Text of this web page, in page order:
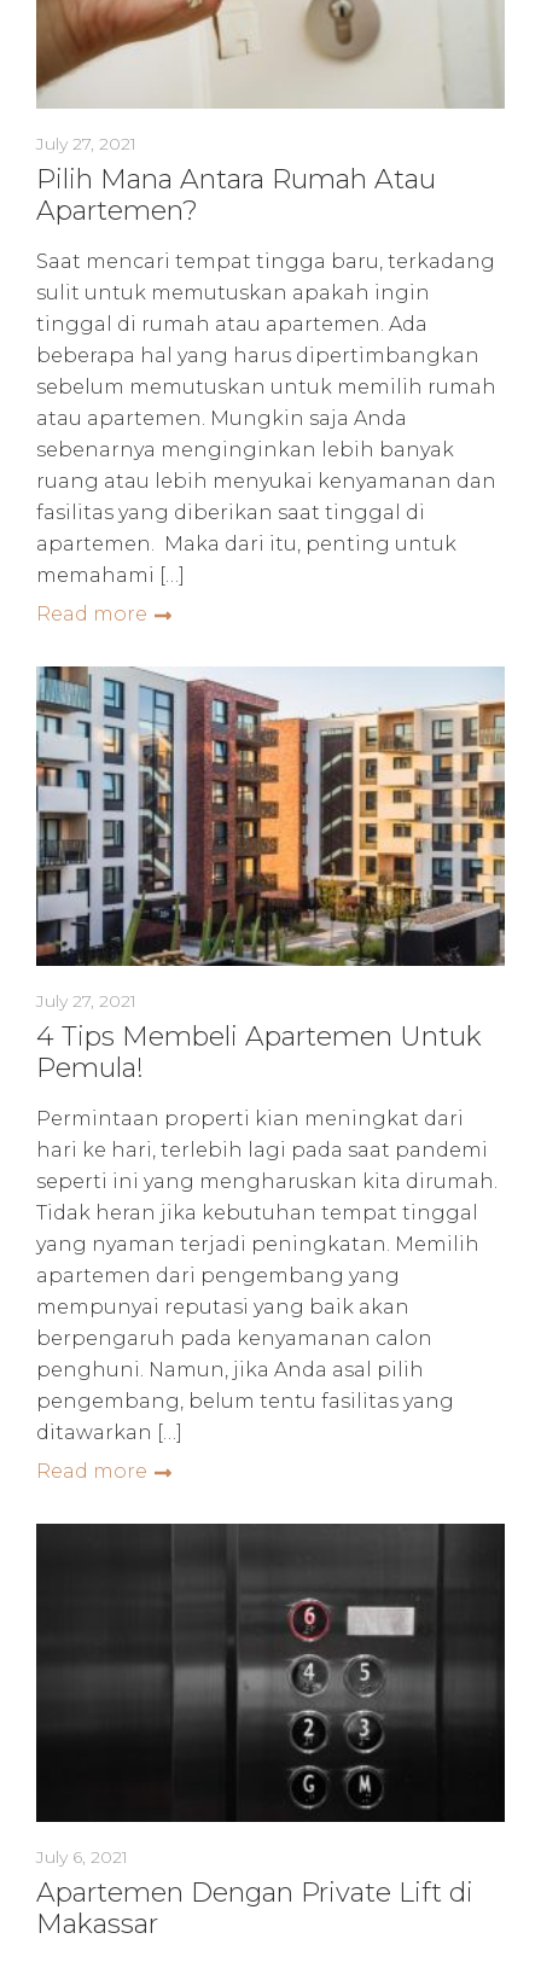
July 27, 2021
Pilih Mana Antara Rumah Atau
Apartemen?
Saat mencari tempat tingga baru, terkadang
sulit untuk memutuskan apakah ingin
tinggal di rumah atau apartemen. Ada
beberapa hal yang harus dipertimbangkan
sebelum memutuskan untuk memilih rumah
atau apartemen. Mungkin saja Anda
sebenarnya menginginkan lebih banyak
ruang atau lebih menyukai kenyamanan dan
fasilitas yang diberikan saat tinggal di
apartemen. Maka dari itu, penting untuk
memahami […]
Read more
July 27, 2021
4 Tips Membeli Apartemen Untuk
Pemula!
Permintaan properti kian meningkat dari
hari ke hari, terlebih lagi pada saat pandemi
seperti ini yang mengharuskan kita dirumah.
Tidak heran jika kebutuhan tempat tinggal
yang nyaman terjadi peningkatan. Memilih
apartemen dari pengembang yang
mempunyai reputasi yang baik akan
berpengaruh pada kenyamanan calon
penghuni. Namun, jika Anda asal pilih
pengembang, belum tentu fasilitas yang
ditawarkan […]
Read more
July 6, 2021
Apartemen Dengan Private Lift di
Makassar